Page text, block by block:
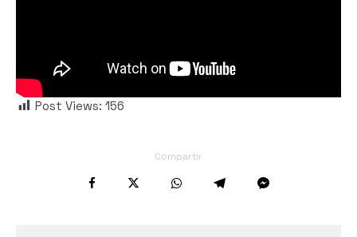
Post Views: 156
Compartir